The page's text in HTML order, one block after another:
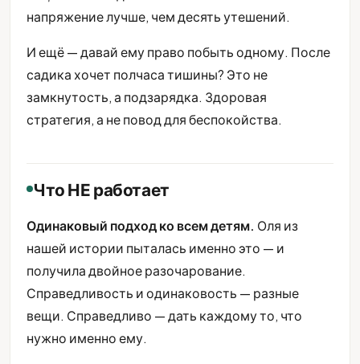
напряжение лучше, чем десять утешений.
И ещё — давай ему право побыть одному. После
садика хочет полчаса тишины? Это не
замкнутость, а подзарядка. Здоровая
стратегия, а не повод для беспокойства.
Что НЕ работает
Одинаковый подход ко всем детям. Оля из
нашей истории пыталась именно это — и
получила двойное разочарование.
Справедливость и одинаковость — разные
вещи. Справедливо — дать каждому то, что
нужно именно ему.